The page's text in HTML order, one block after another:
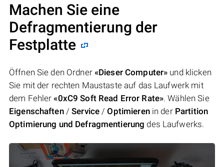
Machen Sie eine
Defragmentierung der
Festplatte
Öffnen Sie den Ordner «Dieser Computer» und klicken
Sie mit der rechten Maustaste auf das Laufwerk mit
dem Fehler«0xC9 Soft Read Error Rate». Wählen Sie
Eigenschaften/Service /Optimierenin der Partition
Optimierung und Defragmentierung des Laufwerks.